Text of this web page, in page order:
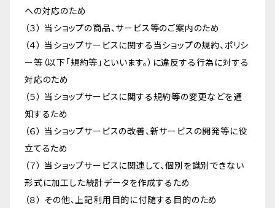
への対応のため
（３） 当ショップの商品、サービス等のご案内のため
（４） 当ショップサービスに関する当ショップの規約、ポリシ
ー等（以下「規約等」といいます。）に違反する行為に対する
対応のため
（５） 当ショップサービスに関する規約等の変更などを通
知するため
（６） 当ショップサービスの改善、新サービスの開発等に役
立てるため
（７） 当ショップサービスに関連して、個別を識別できない
形式に加工した統計データを作成するため
（８） その他、上記利用目的に付随する目的のため